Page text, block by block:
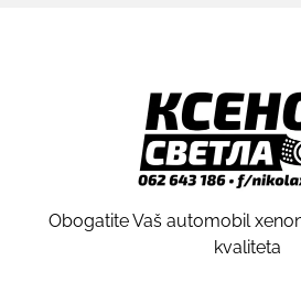
Obogatite Vaš automobil
kvaliteta